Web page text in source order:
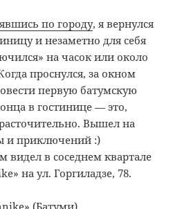
по городу, я вернулся
и незаметно для себя
на часок или около
проснулся, за окном
первую батумскую
в гостинице — это,
Вышел на
и приключений :)
видел в соседнем квартале
на ул. Горгиладзе, 78.